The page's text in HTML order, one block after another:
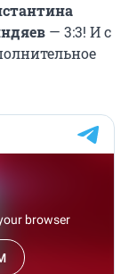
— 3:3! И с